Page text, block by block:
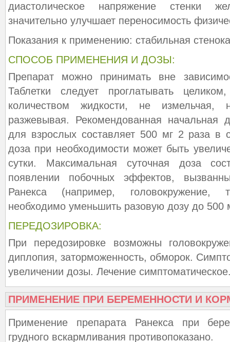
диастолическое напряжение стенки
значительно улучшает переносимость
Показания к применению: стабильная
СПОСОБ ПРИМЕНЕНИЯ И ДОЗЫ:
Препарат можно принимать вне
Таблетки следует проглатывать
количеством жидкости, не
разжевывая. Рекомендованная начальная
для взрослых составляет 500 мг 2 раза в
доза при необходимости может быть
сутки. Максимальная суточная доза
появлении побочных эффектов,
Ранекса (например,
необходимо уменьшить разовую дозу до 500
ПЕРЕДОЗИРОВКА:
При передозировке возможны
диплопия, заторможенность, обморок.
увеличении дозы. Лечение
ПРИМЕНЕНИЕ ПРИ БЕРЕМЕННОСТИ И
Применение препарата Ранекса при
грудного вскармливания противопоказано.